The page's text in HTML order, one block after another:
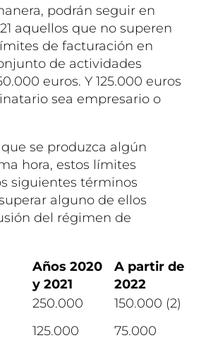
podrán seguir en
aquellos que no superen
de facturación en
de actividades
euros. Y 125.000 euros
sea empresario o
se produzca algún
hora, estos límites
siguientes términos
alguno de ellos
del régimen de
Años 2020
y 2021
A partir de
2022
250.000
150.000 (2)
125.000
75.000